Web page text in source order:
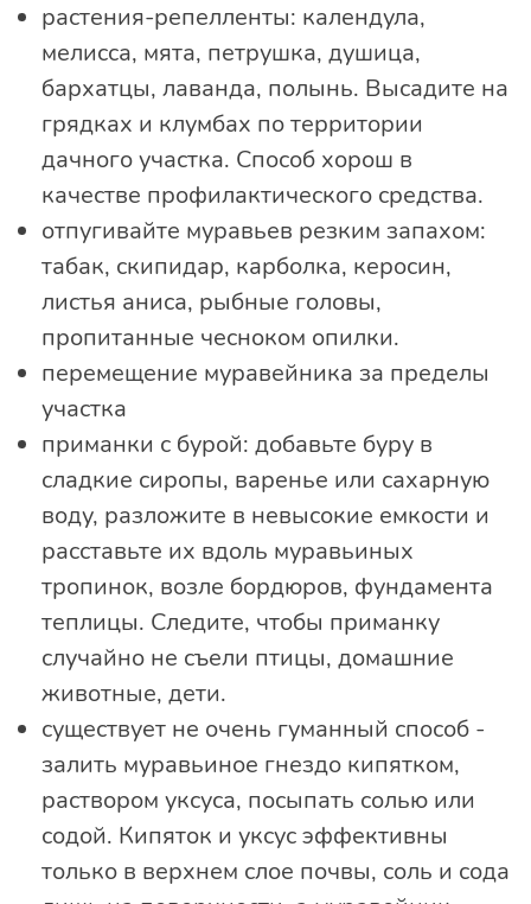
растения-репелленты: календула,
мелисса, мята, петрушка, душица,
бархатцы, лаванда, полынь. Высадите на
грядках и клумбах по территории
дачного участка. Способ хорош в
качестве профилактического средства.
отпугивайте муравьев резким запахом:
табак, скипидар, карболка, керосин,
листья аниса, рыбные головы,
пропитанные чесноком опилки.
перемещение муравейника за пределы
участка
приманки с бурой: добавьте буру в
сладкие сиропы, варенье или сахарную
воду, разложите в невысокие емкости и
расставьте их вдоль муравьиных
тропинок, возле бордюров, фундамента
теплицы. Следите, чтобы приманку
случайно не съели птицы, домашние
животные, дети.
существует не очень гуманный способ -
залить муравьиное гнездо кипятком,
раствором уксуса, посыпать солью или
содой. Кипяток и уксус эффективны
только в верхнем слое почвы, соль и сода